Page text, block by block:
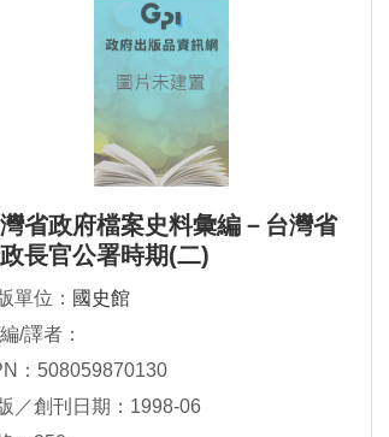
省政府檔案史料彙編－台灣省
長官公署時期(二)
單位： 國史館
/譯者：
：508059870130
／創刊日期：1998-06